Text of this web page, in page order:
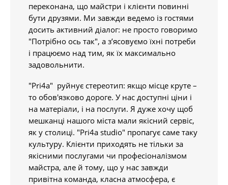
переконана, що майстри і клієнти повинні
бути друзями. Ми завжди ведемо із гостями
досить активний діалог: не просто говоримо
"Потрібно ось так", а з’ясовуємо їхні потреби
і працюємо над тим, як їх максимально
задовольнити.
"Pri4a" руйнує стереотип: якщо місце круте –
то обов'язково дороге. У нас доступні ціни і
на матеріали, і на послуги. Я дуже хочу щоб
мешканці нашого міста мали якісний сервіс,
як у столиці. "Pri4a studio" пропагує саме таку
культуру. Клієнти приходять не тільки за
якісними послугами чи професіоналізмом
майстра, але й тому, що у нас завжди
привітна команда, класна атмосфера, є